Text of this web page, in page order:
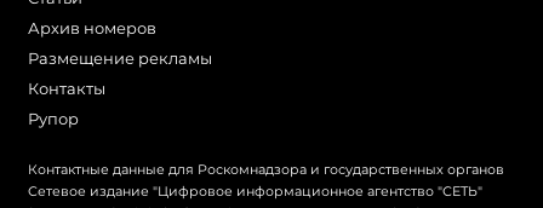
Архив номеров
Размещение рекламы
Контакты
Рупор
Контактные данные для Роскомнадзора и государственных органов
Сетевое издание "Цифровое информационное агентство "СЕТЬ"